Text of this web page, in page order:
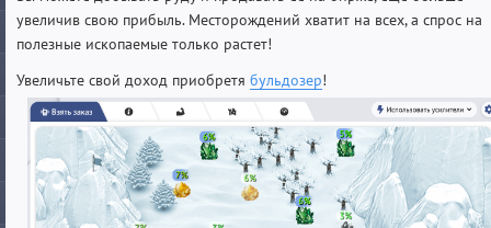
увеличив свою прибыль. Месторождений хватит на всех, а спрос на
полезные ископаемые только растет!
Увеличьте свой доход приобретя бульдозер!